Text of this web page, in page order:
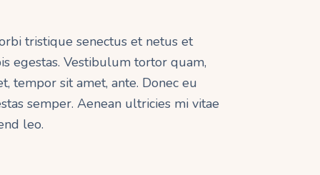
tristique senectus et netus et
egestas. Vestibulum tortor quam,
tempor sit amet, ante. Donec eu
semper. Aenean ultricies mi vitae
leo.